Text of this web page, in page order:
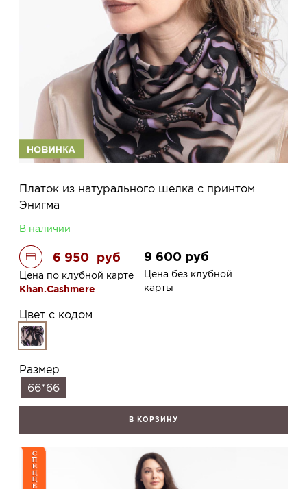
Платок из натурального шелка с принтом
Энигма
В наличии
6 950 руб
Цена по клубной карте
Khan.Cashmere
9 600 руб
Цена без клубной
карты
Цвет с кодом
Размер
66*66
В КОРЗИНУ